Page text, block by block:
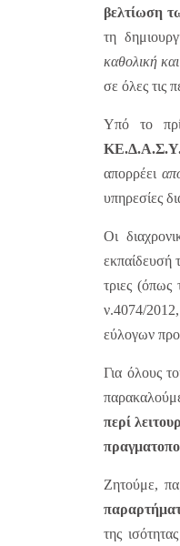
βελτίωση
τη
καθολική
σε όλες τις
Υπό το
απορρέει
υπηρεσίες
Οι
εκπαίδευσή
τριες
ν.4074/
εύλογων
Για όλους
περί
Ζητούμε,
της